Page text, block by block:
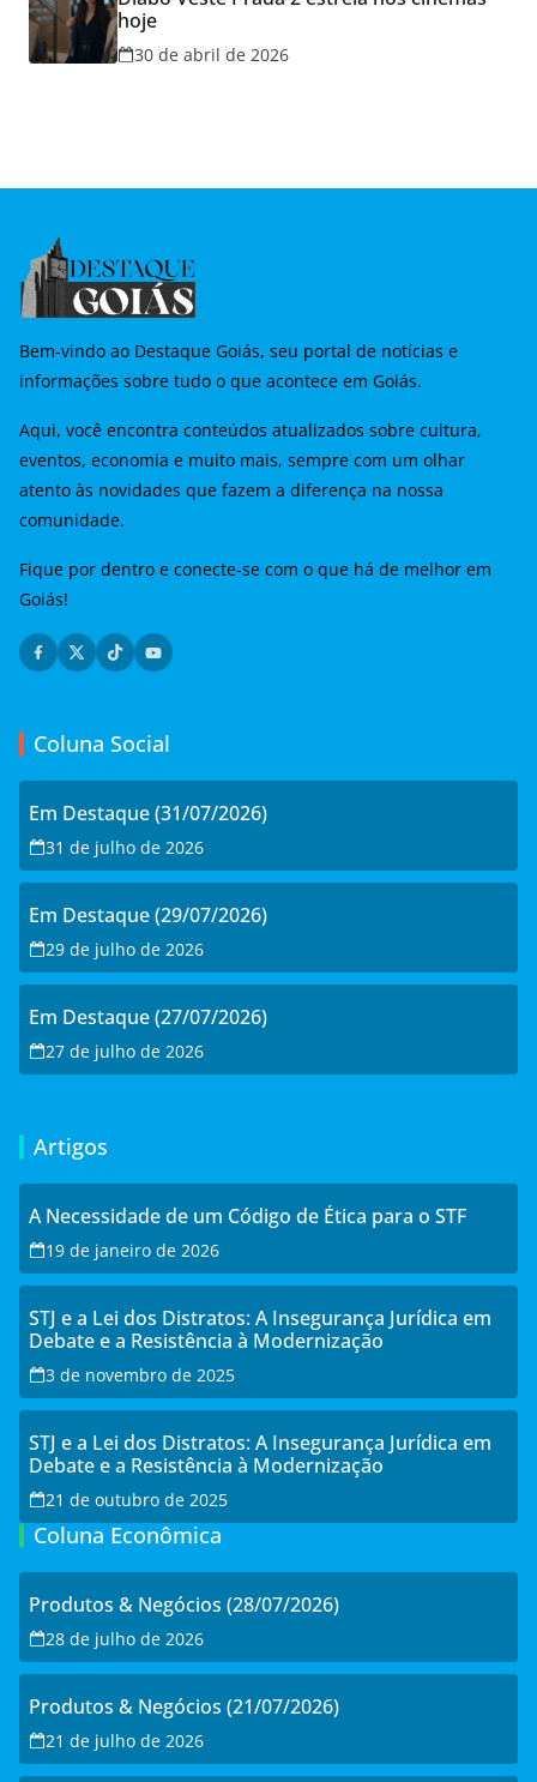
hoje
30 de abril de 2026
Bem-vindo ao Destaque Goiás, seu portal de notícias e
informações sobre tudo o que acontece em Goiás.
Aqui, você encontra conteúdos atualizados sobre cultura,
eventos, economia e muito mais, sempre com um olhar
atento às novidades que fazem a diferença na nossa
comunidade.
Fique por dentro e conecte-se com o que há de melhor em
Goiás!
Coluna Social
Em Destaque (31/07/2026)
31 de julho de 2026
Em Destaque (29/07/2026)
29 de julho de 2026
Em Destaque (27/07/2026)
27 de julho de 2026
Artigos
A Necessidade de um Código de Ética para o STF
19 de janeiro de 2026
STJ e a Lei dos Distratos: A Insegurança Jurídica em
Debate e a Resistência à Modernização
3 de novembro de 2025
STJ e a Lei dos Distratos: A Insegurança Jurídica em
Debate e a Resistência à Modernização
21 de outubro de 2025
Coluna Econômica
Produtos & Negócios (28/07/2026)
28 de julho de 2026
Produtos & Negócios (21/07/2026)
21 de julho de 2026